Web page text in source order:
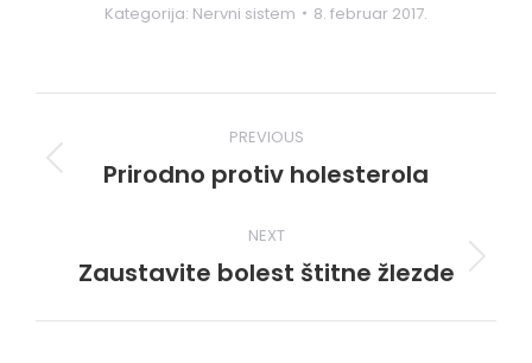
Kategorija: Nervni sistem 8. februar 2017.
navigation
PREVIOUS
Previous
Prirodno protiv holesterola
NEXT
Next
Zaustavite bolest štitne žlezde